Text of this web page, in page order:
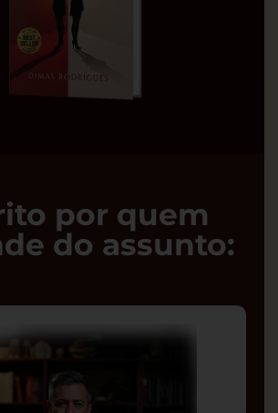
por quem
do assunto: